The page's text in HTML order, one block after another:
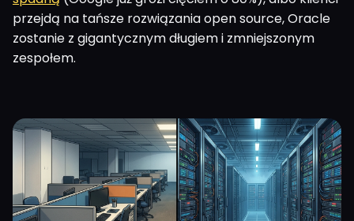
przejdą na tańsze rozwiązania open source, Oracle
zostanie z gigantycznym długiem i zmniejszonym
zespołem.